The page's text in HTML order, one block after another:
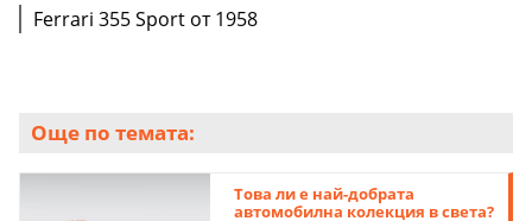
Ferrari 355 Sport oт 1958
Още по темата:
Това ли е най-добрата
автомобилна колекция в света?